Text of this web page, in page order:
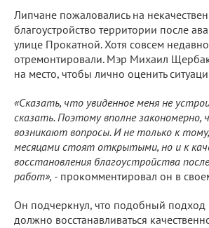
Липчане пожаловались на
благоустройство территории после
улице Прокатной. Хотя совсем
отремонтировали. Мэр Михаил
на место, чтобы лично оценить
«Сказать, что увиденное меня не
сказать. Поэтому вполне
возникают вопросы. И не только к
месяцами стоят открытыми, но и к
восстановления благоустройства
работ», - прокомментировал он в
Он подчеркнул, что подобный подход
должно восстанавливаться